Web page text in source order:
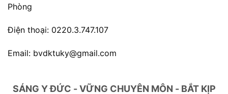
Phòng
Điện thoại: 0220.3.747.107
Email: bvdktuky@gmail.com
SÁNG Y ĐỨC - VỮNG CHUYÊN MÔN - BẮT KỊP